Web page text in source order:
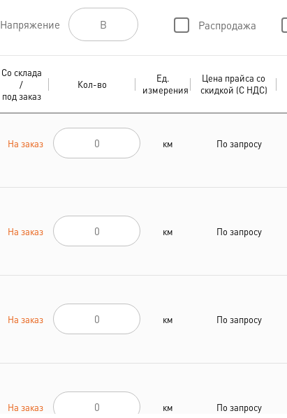
Напряжение Распродажа
Со склада
/
под заказ
Кол-во
Ед.
измерения
Цена прайса со
скидкой (С НДС)
На заказ км По запросу
На заказ км По запросу
На заказ км По запросу
На заказ км По запросу